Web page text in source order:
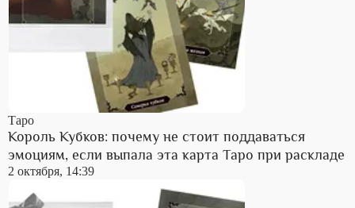
Таро
Король Кубков: почему не стоит поддаваться
эмоциям, если выпала эта карта Таро при раскладе
2 октября, 14:39